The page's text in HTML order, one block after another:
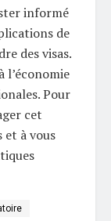
informé
de
des visas.
l’économie
Pour
cet
et à vous